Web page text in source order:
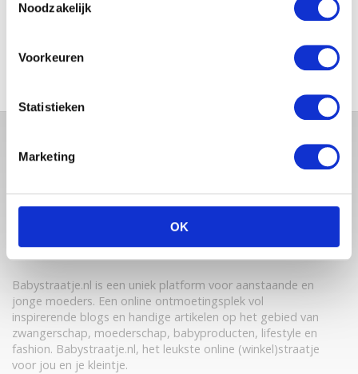
Noodzakelijk
Voorkeuren
Statistieken
Marketing
OK
PRACHTIGE FOTO MET BABY
Babystraatje.nl is een uniek platform voor aanstaande en
jonge moeders. Een online ontmoetingsplek vol
inspirerende blogs en handige artikelen op het gebied van
zwangerschap, moederschap, babyproducten, lifestyle en
fashion. Babystraatje.nl, het leukste online (winkel)straatje
voor jou en je kleintje.